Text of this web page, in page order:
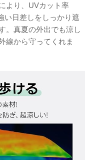
より、UVカット率
い日差しをしっかり遮
。真夏の外出でも涼し
線から守ってくれま